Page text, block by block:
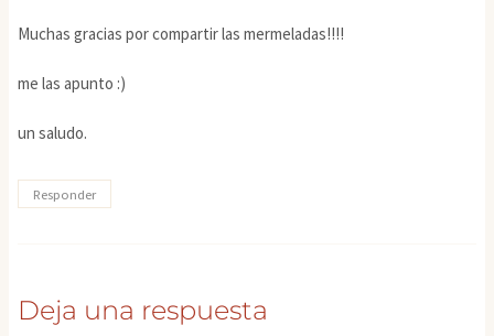
Muchas gracias por compartir las mermeladas!!!!
me las apunto :)
un saludo.
Responder
Deja una respuesta